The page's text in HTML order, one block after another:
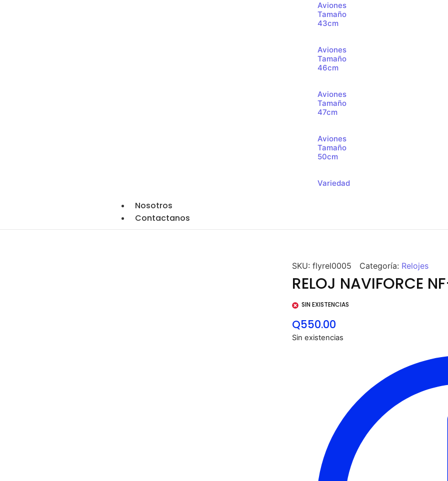
Aviones
Tamaño
43cm
Aviones
Tamaño
46cm
Aviones
Tamaño
47cm
Aviones
Tamaño
50cm
Variedad
Nosotros
Contactanos
SKU:flyrel0005 Categoría: Relojes
RELOJ NAVIFORCE
SIN EXISTENCIAS
Q550.00
Sin existencias